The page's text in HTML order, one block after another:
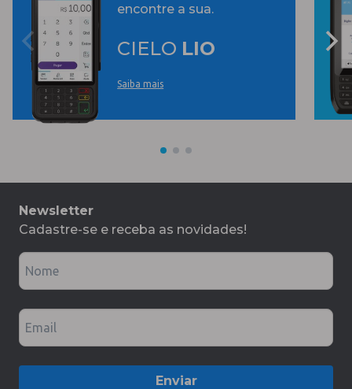
encontre a sua.
CIELO LIO
Saiba mais
Newsletter
Cadastre-se e receba as novidades!
Nome
Email
Enviar